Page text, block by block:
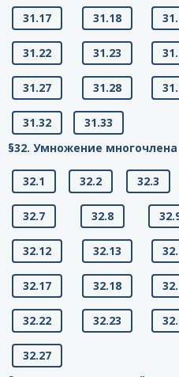
31.17 31.18
31.22 31.23
31.27 31.28
31.32
31.33
§32. Умножение
32.1 32.2 32.3
32.7 32.8
32.12 32.13
32.17 32.18
32.22 32.23
32.27